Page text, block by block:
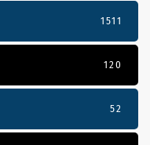
1511
120
52